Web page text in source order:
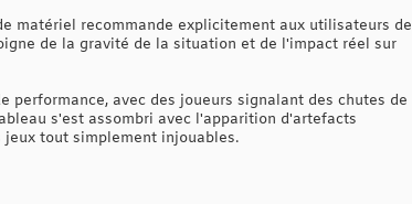
matériel recommande explicitement aux utilisateurs de
de la gravité de la situation et de l'impact réel sur
avec des joueurs signalant des chutes de
s'est assombri avec l'apparition d'artefacts
tout simplement injouables.